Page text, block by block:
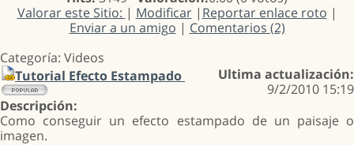
Valorar este Sitio: | Modificar| Reportar enlace roto |
Enviar a un amigo | Comentarios (2)
Categoría: Videos
Tutorial Efecto Estampado
Ultima actualización:
9/2/2010 15:19
Descripción:
Como conseguir un efecto estampado de un paisaje o
imagen.